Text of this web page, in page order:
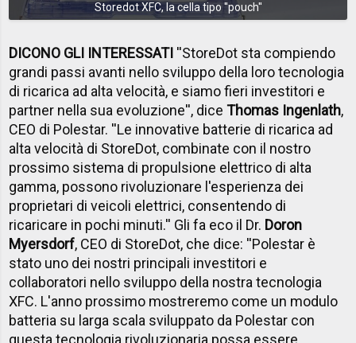
Storedot XFC, la cella tipo ''pouch''
DICONO GLI INTERESSATI ''StoreDot sta compiendo
grandi passi avanti nello sviluppo della loro tecnologia
di ricarica ad alta velocità, e siamo fieri investitori e
partner nella sua evoluzione'', diceThomas Ingenlath,
CEO di Polestar. ''Le innovative batterie di ricarica ad
alta velocità di StoreDot, combinate con il nostro
prossimo sistema di propulsione elettrico di alta
gamma, possono rivoluzionare l'esperienza dei
proprietari di veicoli elettrici, consentendo di
ricaricare in pochi minuti.'' Gli fa eco il Dr. Doron
Myersdorf, CEO di StoreDot, che dice: ''Polestar è
stato uno dei nostri principali investitori e
collaboratori nello sviluppo della nostra tecnologia
XFC. L'anno prossimo mostreremo come un modulo
batteria su larga scala sviluppato da Polestar con
questa tecnologia rivoluzionaria possa essere